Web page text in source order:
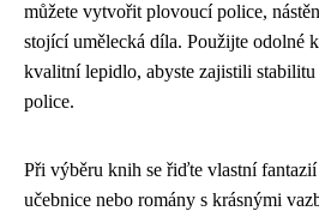
můžete vytvořit plovoucí police,
stojící umělecká díla. Použijte odolné
kvalitní lepidlo, abyste zajistili
police.
Při výběru knih se řiďte vlastní fantazií
učebnice nebo romány s krásnými